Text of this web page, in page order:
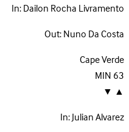
In:Dailon Rocha Livramento
Out:Nuno Da Costa
Cape Verde
63
MIN
▲
▼
In:Julian Alvarez